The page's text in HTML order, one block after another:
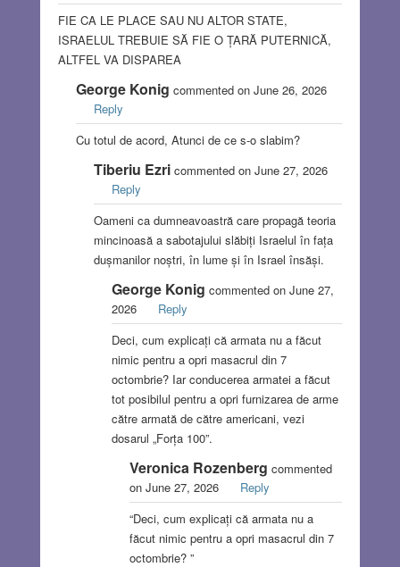
FIE CA LE PLACE SAU NU ALTOR STATE,
ISRAELUL TREBUIE SĂ FIE O ȚARĂ PUTERNICĂ,
ALTFEL VA DISPAREA
George Konig commented on June 26, 2026
Reply
Cu totul de acord, Atunci de ce s-o slabim?
Tiberiu Ezricommented on June 27, 2026
Reply
Oameni ca dumneavoastră care propagă teoria
mincinoasă a sabotajului slăbiți Israelul în fața
dușmanilor noștri, în lume și în Israel însăși.
George Konig commented on June 27,
2026
Reply
Deci, cum explicați că armata nu a făcut
nimic pentru a opri masacrul din 7
octombrie? Iar conducerea armatei a făcut
tot posibilul pentru a opri furnizarea de arme
către armată de către americani, vezi
dosarul „Forța 100”.
Veronica Rozenberg commented
on June 27, 2026
Reply
“Deci, cum explicați că armata nu a
făcut nimic pentru a opri masacrul din 7
octombrie? ”